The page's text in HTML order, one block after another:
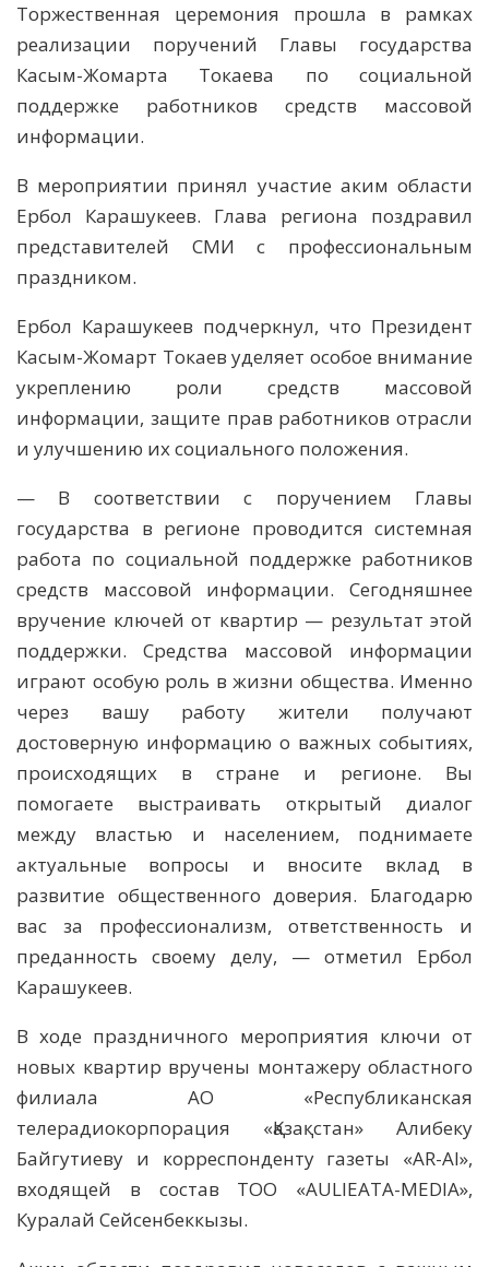
Торжественная церемония прошла в рамках
реализации поручений Главы государства
Касым-Жомарта Токаева по социальной
поддержке работников средств массовой
информации.
В мероприятии принял участие аким области
Ербол Карашукеев. Глава региона поздравил
представителей СМИ с профессиональным
праздником.
Ербол Карашукеев подчеркнул, что Президент
Касым-Жомарт Токаев уделяет особое внимание
укреплению роли средств массовой
информации, защите прав работников отрасли
и улучшению их социального положения.
— В соответствии с поручением Главы
государства в регионе проводится системная
работа по социальной поддержке работников
средств массовой информации. Сегодняшнее
вручение ключей от квартир — результат этой
поддержки. Средства массовой информации
играют особую роль в жизни общества. Именно
через вашу работу жители получают
достоверную информацию о важных событиях,
происходящих в стране и регионе. Вы
помогаете выстраивать открытый диалог
между властью и населением, поднимаете
актуальные вопросы и вносите вклад в
развитие общественного доверия. Благодарю
вас за профессионализм, ответственность и
преданность своему делу, — отметил Ербол
Карашукеев.
В ходе праздничного мероприятия ключи от
новых квартир вручены монтажеру областного
филиала АО «Республиканская
телерадиокорпорация «Қазақстан» Алибеку
Байгутиеву и корреспонденту газеты «AR-AI»,
входящей в состав ТОО «AULIEATA-MEDIA»,
Куралай Сейсенбеккызы.